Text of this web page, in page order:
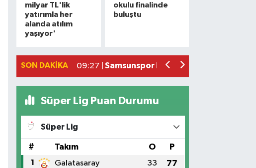
milyar TL'lik
yatırımla her
alanda atılım
yaşıyor'
okulu finalinde
buluştu
SON DAKIKA
CANLI | Samsunspor yeni sezon
09:27 | Samsunspor Bocce Takımı Yıldız
Süper Lig Puan Durumu
Süper Lig
# Takım O P
1 Galatasaray 33 77